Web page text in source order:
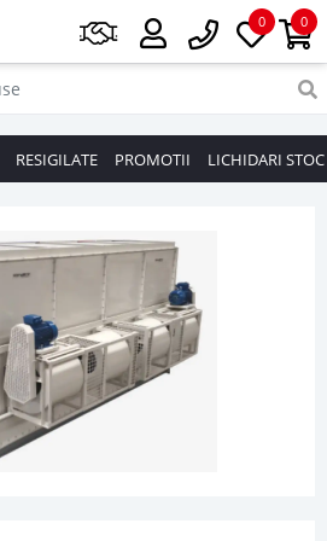
0
0
RESIGILATE PROMOTII LICHIDARI STOC